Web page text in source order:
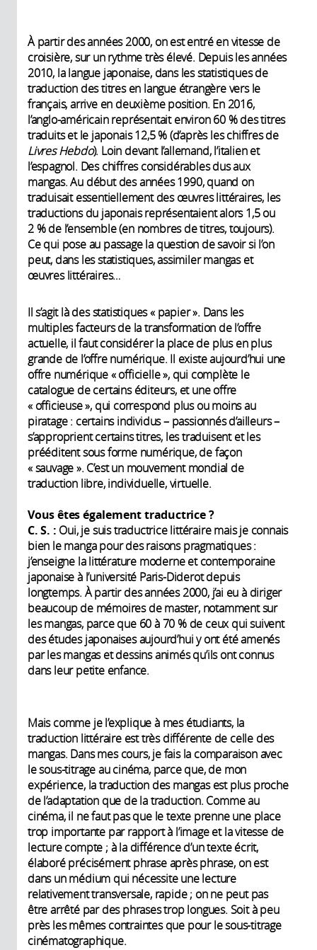
À partir des années 2000, on est entré en vitesse de
croisière, sur un rythme très élevé. Depuis les années
2010, la langue japonaise, dans les statistiques de
traduction des titres en langue étrangère vers le
français, arrive en deuxième position. En 2016,
l’anglo-américain représentait environ 60 % des titres
traduits et le japonais 12,5 % (d’après les chiffres de
Livres Hebdo). Loin devant l’allemand, l’italien et
l’espagnol. Des chiffres considérables dus aux
mangas. Au début des années 1990, quand on
traduisait essentiellement des œuvres littéraires, les
traductions du japonais représentaient alors 1,5 ou
2 % de l’ensemble (en nombres de titres, toujours).
Ce qui pose au passage la question de savoir si l’on
peut, dans les statistiques, assimiler mangas et
œuvres littéraires…
Il s’agit là des statistiques « papier ». Dans les
multiples facteurs de la transformation de l’offre
actuelle, il faut considérer la place de plus en plus
grande de l’offre numérique. Il existe aujourd’hui une
offre numérique « officielle », qui complète le
catalogue de certains éditeurs, et une offre
« officieuse », qui correspond plus ou moins au
piratage : certains individus – passionnés d’ailleurs –
s’approprient certains titres, les traduisent et les
prééditent sous forme numérique, de façon
« sauvage ». C’est un mouvement mondial de
traduction libre, individuelle, virtuelle.
Vous êtes également traductrice ?
C. S. : Oui, je suis traductrice littéraire mais je connais
bien le manga pour des raisons pragmatiques :
j’enseigne la littérature moderne et contemporaine
japonaise à l’université Paris-Diderot depuis
longtemps. À partir des années 2000, j’ai eu à diriger
beaucoup de mémoires de master, notamment sur
les mangas, parce que 60 à 70 % de ceux qui suivent
des études japonaises aujourd’hui y ont été amenés
par les mangas et dessins animés qu’ils ont connus
dans leur petite enfance.
Mais comme je l’explique à mes étudiants, la
traduction littéraire est très différente de celle des
mangas. Dans mes cours, je fais la comparaison avec
le sous-titrage au cinéma, parce que, de mon
expérience, la traduction des mangas est plus proche
de l’adaptation que de la traduction. Comme au
cinéma, il ne faut pas que le texte prenne une place
trop importante par rapport à l’image et la vitesse de
lecture compte ; à la différence d’un texte écrit,
élaboré précisément phrase après phrase, on est
dans un médium qui nécessite une lecture
relativement transversale, rapide ; on ne peut pas
être arrêté par des phrases trop longues. Soit à peu
près les mêmes contraintes que pour le sous-titrage
cinématographique.